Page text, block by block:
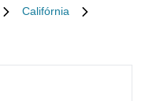
Califórnia